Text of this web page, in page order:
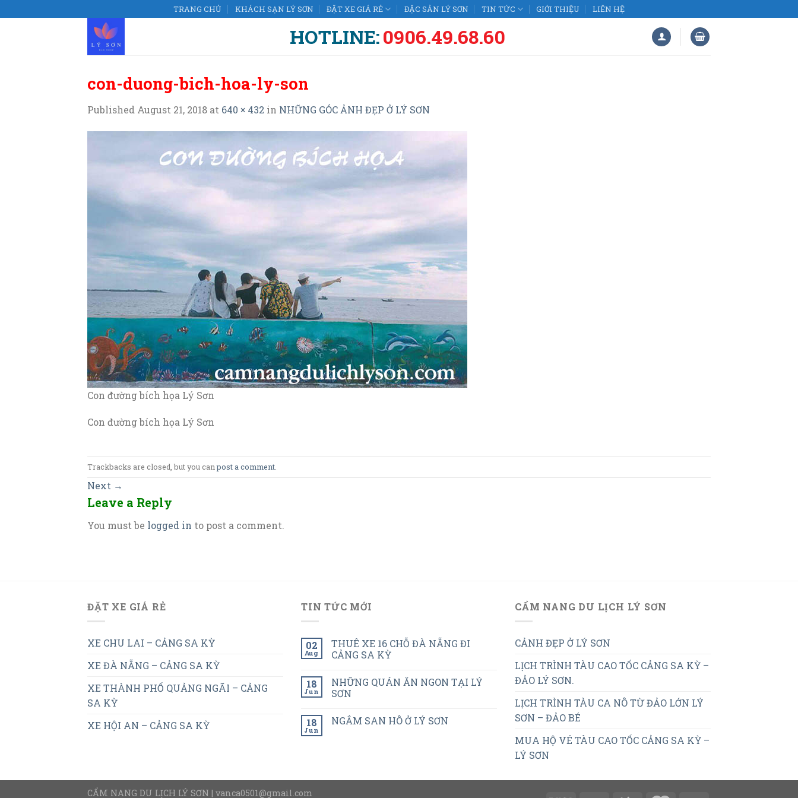
to
TRANG CHỦ KHÁCH SẠN LÝ SƠN ĐẶT XE GIÁ RẺ ĐẶC SẢN LÝ SƠN TIN TỨC GIỚI THIỆU LIÊN HỆ
HOTLINE:0906.49.68.60
con-duong-bich-hoa-ly-son
Published August 21, 2018 at 640 × 432 in NHỮNG GÓC ẢNH ĐẸP Ở LÝ SƠN
Con đường bích họa Lý Sơn
Con đường bích họa Lý Sơn
Trackbacks are closed, but you canpost a comment
Next →
Leave a Reply
You must be logged in to post a comment.
ĐẶT XE GIÁ RẺ
XE CHU LAI – CẢNG SA KỲ
XE ĐÀ NẴNG – CẢNG SA KỲ
XE THÀNH PHỐ QUẢNG NGÃI – CẢNG
SA KỲ
XE HỘI AN – CẢNG SA KỲ
TIN TỨC MỚI
02
Aug
THUÊ XE 16 CHỖ ĐÀ NẴNG ĐI
CẢNG SA KỲ
18
Jun
NHỮNG QUÁN ĂN NGON TẠI LÝ
SƠN
18
Jun
NGẮM SAN HÔ Ở LÝ SƠN
CẨM NANG DU LỊCH LÝ SƠN
CẢNH ĐẸP Ở LÝ SƠN
LỊCH TRÌNH TÀU CAO TỐC CẢNG SA KỲ –
ĐẢO LÝ SƠN.
LỊCH TRÌNH TÀU CA NÔ TỪ ĐẢO LỚN LÝ
SƠN – ĐẢO BÉ
MUA HỘ VÉ TÀU CAO TỐC CẢNG SA KỲ –
LÝ SƠN
CẨM NANG DU LỊCH LÝ SƠN | vanca0501@gmail.com